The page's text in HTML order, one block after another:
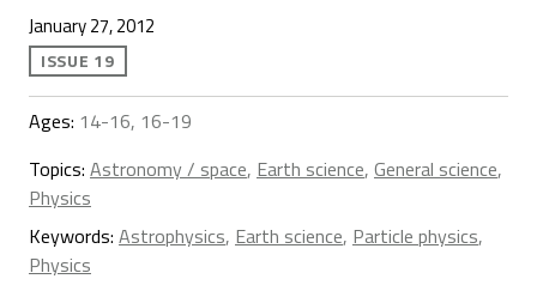
January 27, 2012
ISSUE 19
Ages: 14-16, 16-19
Topics: Astronomy / space, Earth science, General science,
Physics
Keywords: Astrophysics, Earth science, Particle physics,
Physics